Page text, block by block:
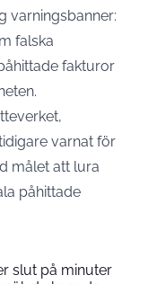
varningsbanner:
falska
fakturor
varnat för
målet att lura
påhittade
slut på minuter